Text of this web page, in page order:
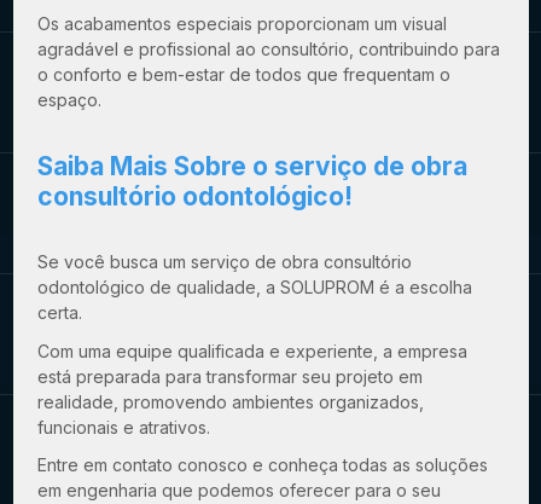
Os acabamentos especiais proporcionam um visual
agradável e profissional ao consultório, contribuindo para
o conforto e bem-estar de todos que frequentam o
espaço.
Saiba Mais Sobre o serviço de obra
consultório odontológico!
Se você busca um serviço de obra consultório
odontológico de qualidade, a SOLUPROM é a escolha
certa.
Com uma equipe qualificada e experiente, a empresa
está preparada para transformar seu projeto em
realidade, promovendo ambientes organizados,
funcionais e atrativos.
Entre em contato conosco e conheça todas as soluções
em engenharia que podemos oferecer para o seu